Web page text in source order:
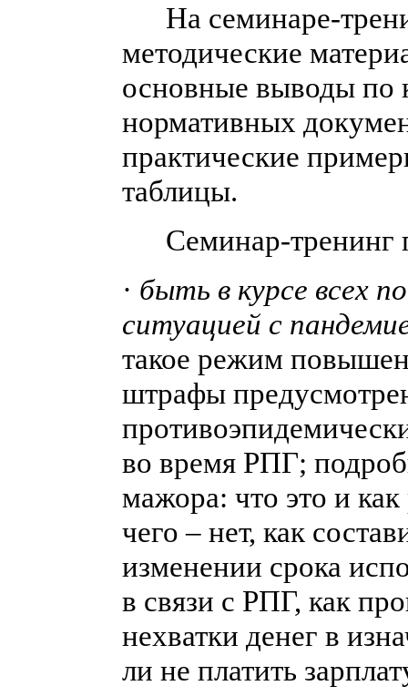
На семинаре-
методические
основные выводы по
нормативных
практические
таблицы.
Семинар-тренинг
· быть в курсе всех
ситуацией с
такое режим
штрафы
во время РПГ;
мажора: что это и как
чего – нет, как
изменении срока
в связи с РПГ, как
нехватки денег в
ли не платить